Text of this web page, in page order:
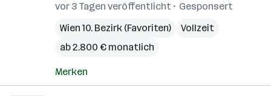
vor 3 Tagen veröffentlicht
Gesponsert
Wien 10. Bezirk (Favoriten)
Vollzeit
ab 2.800 € monatlich
Merken